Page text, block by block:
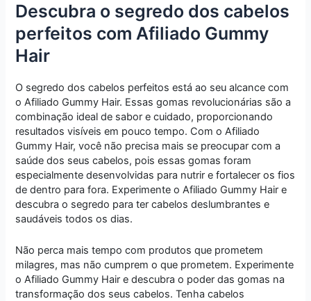
Descubra o segredo dos cabelos
perfeitos com Afiliado Gummy
Hair
O segredo dos cabelos perfeitos está ao seu alcance com
o Afiliado Gummy Hair. Essas gomas revolucionárias são a
combinação ideal de sabor e cuidado, proporcionando
resultados visíveis em pouco tempo. Com o Afiliado
Gummy Hair, você não precisa mais se preocupar com a
saúde dos seus cabelos, pois essas gomas foram
especialmente desenvolvidas para nutrir e fortalecer os fios
de dentro para fora. Experimente o Afiliado Gummy Hair e
descubra o segredo para ter cabelos deslumbrantes e
saudáveis todos os dias.
Não perca mais tempo com produtos que prometem
milagres, mas não cumprem o que prometem. Experimente
o Afiliado Gummy Hair e descubra o poder das gomas na
transformação dos seus cabelos. Tenha cabelos